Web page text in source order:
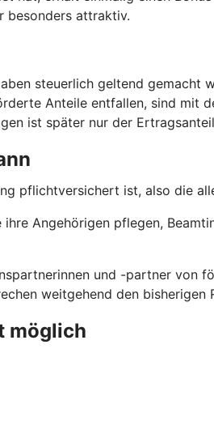
besonders attraktiv.
steuerlich geltend
Anteile entfallen, sind mit
ist später nur der
pflichtversichert ist, also die
Angehörigen pflegen,
und -partner von
weitgehend den bisherigen
möglich